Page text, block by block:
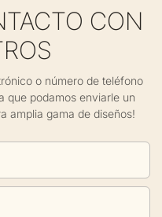
CON
o número de teléfono
que podamos enviarle un
amplia gama de diseños!